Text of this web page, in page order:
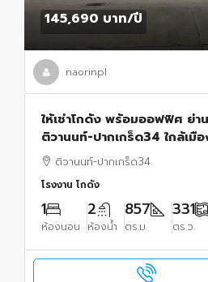
145,690 บาท/ปี
naorinpl
ให้เช่าโกดัง พร้อมออฟฟิศ ย่า
ติวานนท์-ปากเกร็ด34 ใกล้เมื
16 คันติวานนท์-ปากเกร็ด34
โรงงาน โกดัง
1
ห้องนอน
2
ห้องน้ำ
857
ตร.ม.
331
ตร.ว.